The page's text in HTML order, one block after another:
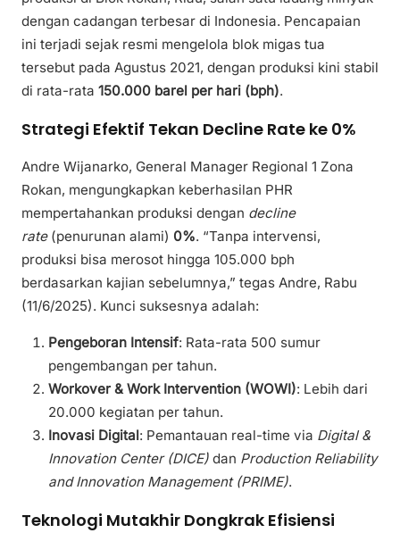
dengan cadangan terbesar di Indonesia. Pencapaian
ini terjadi sejak resmi mengelola blok migas tua
tersebut pada Agustus 2021, dengan produksi kini stabil
di rata-rata 150.000 barel per hari (bph).
Strategi Efektif Tekan Decline Rate ke 0%
Andre Wijanarko, General Manager Regional 1 Zona
Rokan, mengungkapkan keberhasilan PHR
mempertahankan produksi dengan decline
rate(penurunan alami) 0%. “Tanpa intervensi,
produksi bisa merosot hingga 105.000 bph
berdasarkan kajian sebelumnya,” tegas Andre, Rabu
(11/6/2025). Kunci suksesnya adalah:
Pengeboran Intensif: Rata-rata 500 sumur
pengembangan per tahun.
Workover & Work Intervention (WOWI): Lebih dari
20.000 kegiatan per tahun.
Inovasi Digital: Pemantauan real-time via Digital &
Innovation Center (DICE) dan Production Reliability
and Innovation Management (PRIME).
Teknologi Mutakhir Dongkrak Efisiensi